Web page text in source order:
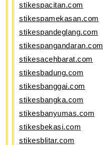
stikespacitan.com
stikespamekasan.com
stikespandeglang.com
stikespangandaran.com
stikesacehbarat.com
stikesbadung.com
stikesbanggai.com
stikesbangka.com
stikesbanyumas.com
stikesbekasi.com
stikesblitar.com